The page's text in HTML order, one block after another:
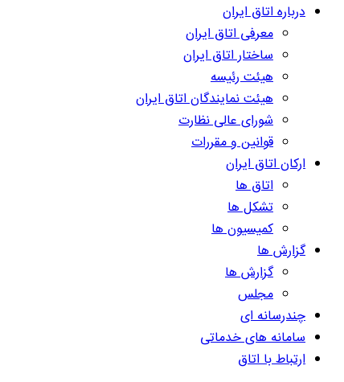
درباره اتاق ایران
معرفی اتاق ایران
ساختار اتاق ایران
هیئت رئیسه
هیئت نمایندگان اتاق ایران
شورای عالی نظارت
قوانین و مقررات
ارکان اتاق ایران
اتاق ها
تشکل ها
کمیسیون ها
گزارش ها
گزارش ها
مجلس
چندرسانه ای
سامانه های خدماتی
ارتباط با اتاق